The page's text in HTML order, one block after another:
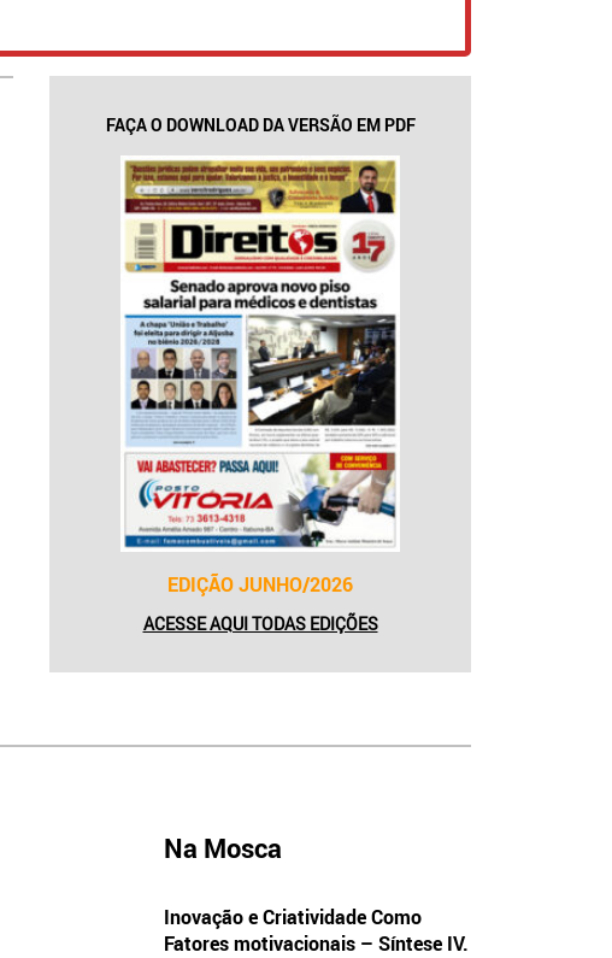
FAÇA O DOWNLOAD DA VERSÃO EM PDF
EDIÇÃO JUNHO/2026
ACESSE AQUI TODAS EDIÇÕES
Na Mosca
Inovação e Criatividade Como
Fatores motivacionais – Síntese IV.